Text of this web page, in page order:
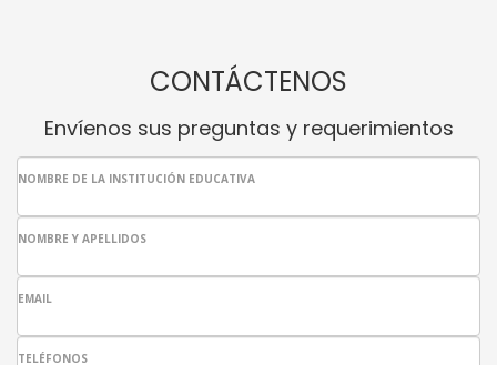
CONTÁCTENOS
Envíenos sus preguntas y requerimientos
NOMBRE DE LA INSTITUCIÓN EDUCATIVA
NOMBRE Y APELLIDOS
EMAIL
TELÉFONOS